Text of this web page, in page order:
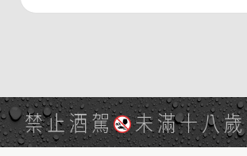
禁止酒駕 未滿十八